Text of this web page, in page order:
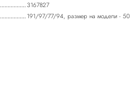
3167827
191/97/77/94, размер на модели - 50